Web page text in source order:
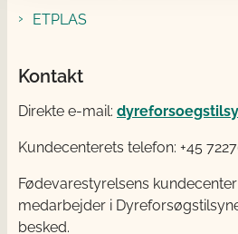
ETPLAS
Kontakt
Direkte e-mail:
Kundecenterets telefon: +45
Fødevarestyrelsens
medarbejder i
besked.